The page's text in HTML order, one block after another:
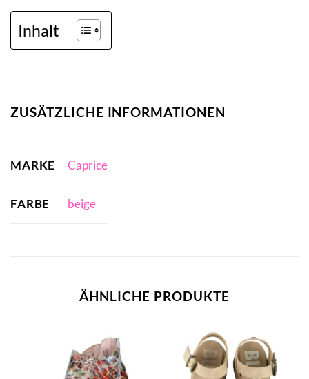
Inhalt
ZUSÄTZLICHE INFORMATIONEN
MARKE Caprice
FARBE beige
ÄHNLICHE PRODUKTE